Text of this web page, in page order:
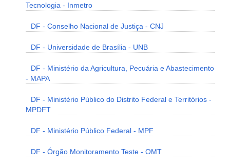
Tecnologia - Inmetro
DF - Conselho Nacional de Justiça - CNJ
DF - Universidade de Brasília - UNB
DF - Ministério da Agricultura, Pecuária e Abastecimento
- MAPA
DF - Ministério Público do Distrito Federal e Territórios -
MPDFT
DF - Ministério Público Federal - MPF
DF - Órgão Monitoramento Teste - OMT